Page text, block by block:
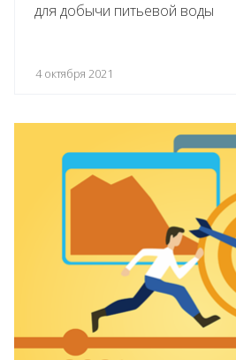
для добычи питьевой воды
4 октября 2021